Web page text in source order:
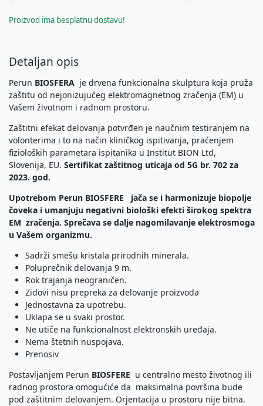
Proizvod ima besplatnu dostavu!
Detaljan opis
Perun BIOSFERA je drvena funkcionalna skulptura koja pruža
zaštitu od nejonizujućeg elektromagnetnog zračenja (EM) u
Vašem životnom i radnom prostoru.
Zaštitni efekat delovanja potvrđen je naučnim testiranjem na
volonterima i to na način kliničkog ispitivanja, praćenjem
fizioloških parametara ispitanika u Institut BION Ltd,
Slovenija, EU. Sertifikat zaštitnog uticaja od 5G br. 702 za
2023. god.
Upotrebom Perun BIOSFERE jača se i harmonizuje biopolje
čoveka i umanjuju negativni biološki efekti širokog spektra
EM zračenja. Sprečava se dalje nagomilavanje elektrosmoga
u Vašem organizmu.
Sadrži smešu kristala prirodnih minerala.
Poluprečnik delovanja 9 m.
Rok trajanja neograničen.
Zidovi nisu prepreka za delovanje proizvoda
Jednostavna za upotrebu.
Uklapa se u svaki prostor.
Ne utiče na funkcionalnost elektronskih uređaja.
Nema štetnih nuspojava.
Prenosiv
Postavljanjem Perun BIOSFERE u centralno mesto životnog ili
radnog prostora omogućiće da maksimalna površina bude
pod zaštitnim delovanjem. Orjentacija u prostoru nije bitna.